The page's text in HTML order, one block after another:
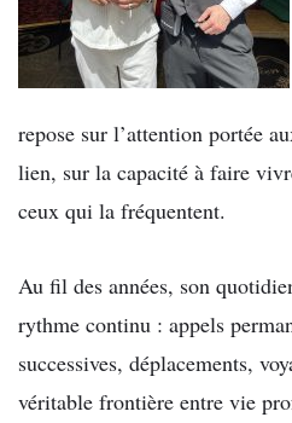
repose sur l’attention portée
lien, sur la capacité à faire
ceux qui la fréquentent.
Au fil des années, son
rythme continu : appels
successives, déplacements,
véritable frontière entre vie